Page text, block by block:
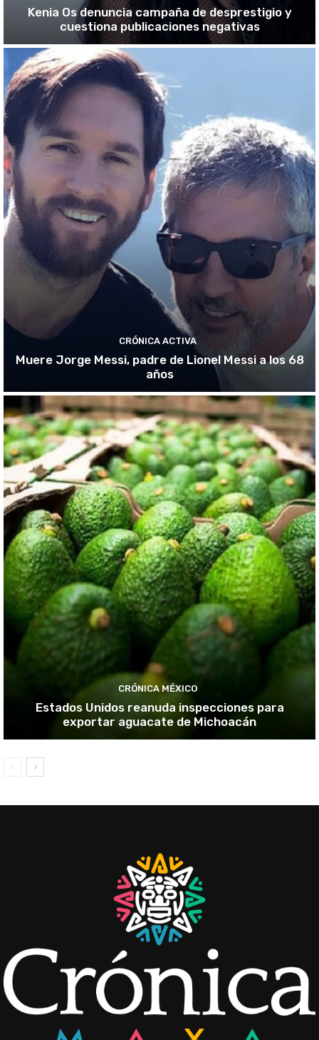
Kenia Os denuncia campaña de desprestigio y
cuestiona publicaciones negativas
CRÓNICA ACTIVA
Muere Jorge Messi, padre de Lionel Messi a los 68
años
CRÓNICA MÉXICO
Estados Unidos reanuda inspecciones para
exportar aguacate de Michoacán